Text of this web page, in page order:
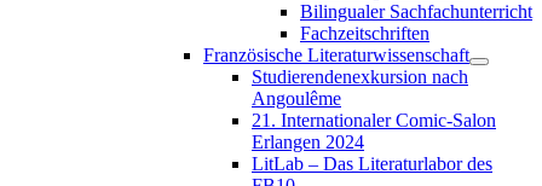
Bilingualer Sachfachunterricht
Fachzeitschriften
Französische Literaturwissenschaft
Studierendenexkursion nach
Angoulême
21. Internationaler Comic-Salon
Erlangen 2024
LitLab – Das Literaturlabor des